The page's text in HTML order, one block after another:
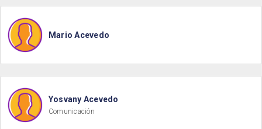
Mario Acevedo
Yosvany Acevedo
Comunicación